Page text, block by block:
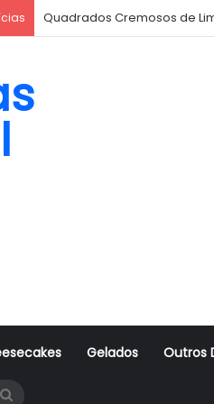
Quadrados Cremosos de
Gelados Outros